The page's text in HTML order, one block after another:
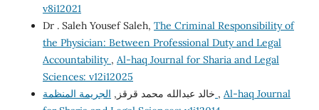
v8i12021
Dr . Saleh Yousef Saleh, The Criminal Responsibility of
the Physician: Between Professional Duty and Legal
Accountability , Al-haq Journal for Sharia and Legal
Sciences: v12i12025
خالد عبدالله محمد قرقز, , Al-haq Journal